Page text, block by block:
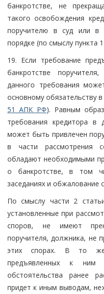
банкротстве, не
такого освобождения
поручителю в суд или в
порядке (по смыслу пункта
19. Если требование
банкротстве
данного требования
основному обязательству
51 АПК РФ). Равным
требования кредитора в
может быть привлечен
в части рассмотрения
обладают необходимыми
о банкротстве, в том
заседаниях и обжалование
По смыслу части 2
установленные при
споров, не имеют
поручителя, должника, не
этих спорах. В то же
предъявленных к ним
обстоятельства ранее
придет к иным выводам,